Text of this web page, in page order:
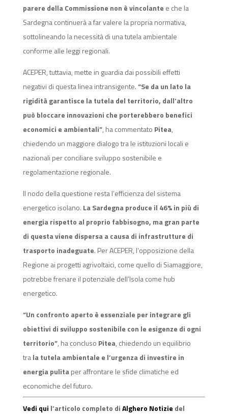
parere della Commissione non è vincolante e che la
Sardegna continuerà a far valere la propria normativa,
sottolineando la necessità di una tutela ambientale
conforme alle leggi regionali.
ACEPER, tuttavia, mette in guardia dai possibili effetti
negativi di questa linea intransigente.“Se da un lato la
rigidità garantisce la tutela del territorio, dall’altro
può bloccare innovazioni che porterebbero benefici
economici e ambientali”, ha commentato Pitea,
chiedendo un maggiore dialogo tra le istituzioni locali e
nazionali per conciliare sviluppo sostenibile e
regolamentazione regionale.
Il nodo della questione resta l’efficienza del sistema
energetico isolano. La Sardegna produce il 46% in più di
energia rispetto al proprio fabbisogno, ma gran parte
di questa viene dispersa a causa di infrastrutture di
trasporto inadeguate. Per ACEPER, l’opposizione della
Regione ai progetti agrivoltaici, come quello di Siamaggiore,
potrebbe frenare il potenziale dell’Isola come hub
energetico.
“Un confronto aperto è essenziale per integrare gli
obiettivi di sviluppo sostenibile con le esigenze di ogni
territorio”, ha concluso Pitea, chiedendo un equilibrio
trala tutela ambientale e l’urgenza di investire in
energia pulita per affrontare le sfide climatiche ed
economiche del futuro.
Vedi qui l’articolo completo diAlghero Notizie del